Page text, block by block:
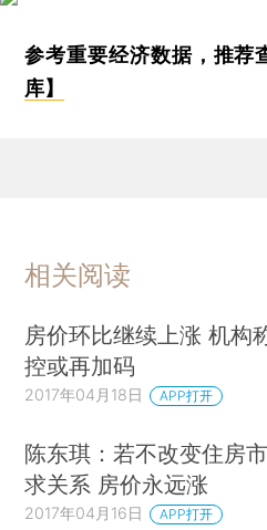
参考重要经济数据，推荐
库】
相关阅读
房价环比继续上涨 机构
控或再加码
2017年04月18日 APP打开
陈东琪：若不改变住房
求关系 房价永远涨
2017年04月16日 APP打开